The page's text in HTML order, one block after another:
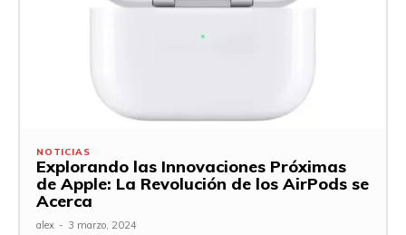
NOTICIAS
Explorando las Innovaciones Próximas
de Apple: La Revolución de los AirPods se
Acerca
alex - 3 marzo, 2024